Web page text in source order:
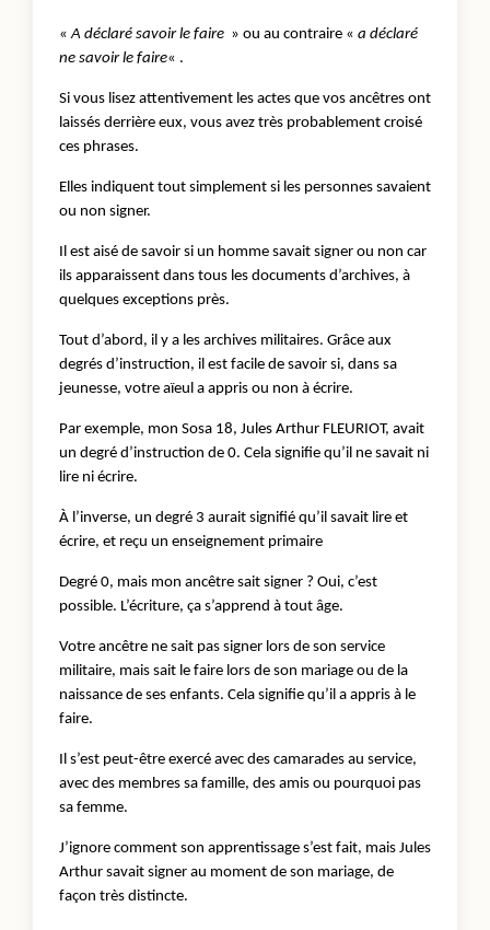
«A déclaré savoir le faire » ou au contraire « a déclaré
ne savoir le faire« .
Si vous lisez attentivement les actes que vos ancêtres ont
laissés derrière eux, vous avez très probablement croisé
ces phrases.
Elles indiquent tout simplement si les personnes savaient
ou non signer.
Il est aisé de savoir si un homme savait signer ou non car
ils apparaissent dans tous les documents d’archives, à
quelques exceptions près.
Tout d’abord, il y a les archives militaires. Grâce aux
degrés d’instruction, il est facile de savoir si, dans sa
jeunesse, votre aïeul a appris ou non à écrire.
Par exemple, mon Sosa 18, Jules Arthur FLEURIOT, avait
un degré d’instruction de 0. Cela signifie qu’il ne savait ni
lire ni écrire.
À l’inverse, un degré 3 aurait signifié qu’il savait lire et
écrire, et reçu un enseignement primaire
Degré 0, mais mon ancêtre sait signer ? Oui, c’est
possible. L’écriture, ça s’apprend à tout âge.
Votre ancêtre ne sait pas signer lors de son service
militaire, mais sait le faire lors de son mariage ou de la
naissance de ses enfants. Cela signifie qu’il a appris à le
faire.
Il s’est peut-être exercé avec des camarades au service,
avec des membres sa famille, des amis ou pourquoi pas
sa femme.
J’ignore comment son apprentissage s’est fait, mais Jules
Arthur savait signer au moment de son mariage, de
façon très distincte.